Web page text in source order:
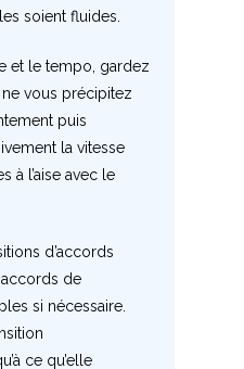
soient fluides.
et le tempo, gardez
vous précipitez
puis
la vitesse
à l’aise avec le
d’accords
de
si nécessaire.
ce qu’elle
Top 100
Accords de guitare